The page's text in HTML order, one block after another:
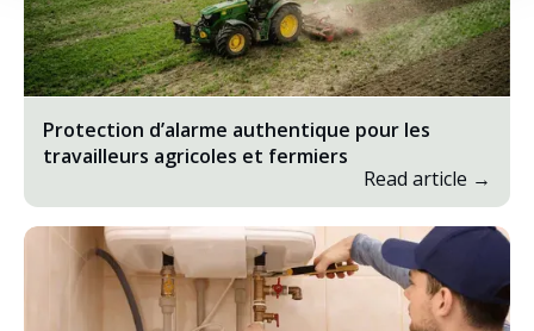
Protection d’alarme authentique pour les
travailleurs agricoles et fermiers
Read article →